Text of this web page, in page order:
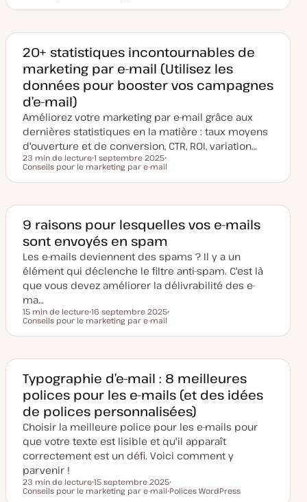
t
m
i
s
e
à
j
r
j
20+ statistiques incontournables de
marketing par e-mail (Utilisez les
données pour booster vos campagnes
d’e-mail)
Améliorez votre marketing par e-mail grâce aux
dernières statistiques en la matière : taux moyens
d'ouverture et de conversion, CTR, ROI, variation…
Temps de lecture
23 min de lecture
D
t
m
i
s
e
à
o
u
r
1 septembre 2025
S
j
Conseils pour le marketing par e-mail
9 raisons pour lesquelles vos e-mails
sont envoyés en spam
Les e-mails deviennent des spams ? Il y a un
élément qui déclenche le filtre anti-spam. C'est là
que vous devez améliorer la délivrabilité des e-
ma…
Temps de lecture
15 min de lecture
D
t
m
i
s
e
à
j
u
r
16 septembre 2025
j
Conseils pour le marketing par e-mail
Typographie d’e-mail : 8 meilleures
polices pour les e-mails (et des idées
de polices personnalisées)
Choisir la meilleure police pour les e-mails pour
que votre texte est lisible et qu'il apparaît
correctement est un défi. Voici comment y
parvenir !
Temps de lecture
23 min de lecture
D
15 septembre 2025
S
Conseils pour le marketing par e-mail Polices WordPress